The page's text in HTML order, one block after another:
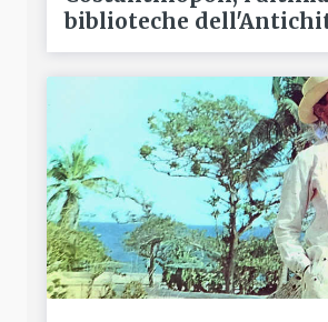
biblioteche